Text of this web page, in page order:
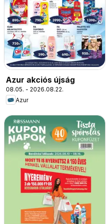
Azur akciós újság
08.05. - 2026.08.22.
Azur